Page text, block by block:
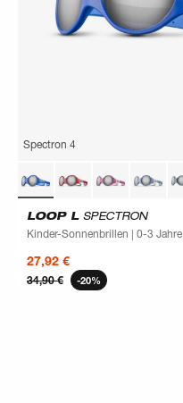
Spectron 4
LOOP L SPECTRON
Kinder-Sonnenbrillen | 0-3 Jahre
27,92 €
34,90 € -20%